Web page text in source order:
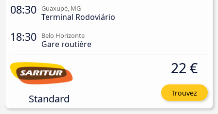
08:30 Guaxupé, MG
Terminal Rodoviário
18:30 Belo Horizonte
Gare routière
Standard
22 €
Trouvez